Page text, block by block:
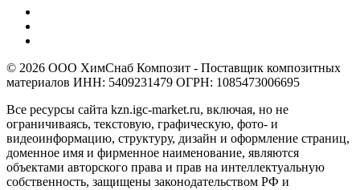
© 2026 ООО ХимСнаб Композит - Поставщик композитных
материалов ИНН: 5409231479 ОГРН: 1085473006695
Все ресурсы сайта kzn.igc-market.ru, включая, но не
ограничиваясь, текстовую, графическую, фото- и
видеоинформацию, структуру, дизайн и оформление страниц,
доменное имя и фирменное наименование, являются
объектами авторского права и прав на интеллектуальную
собственность, защищены законодательством РФ и